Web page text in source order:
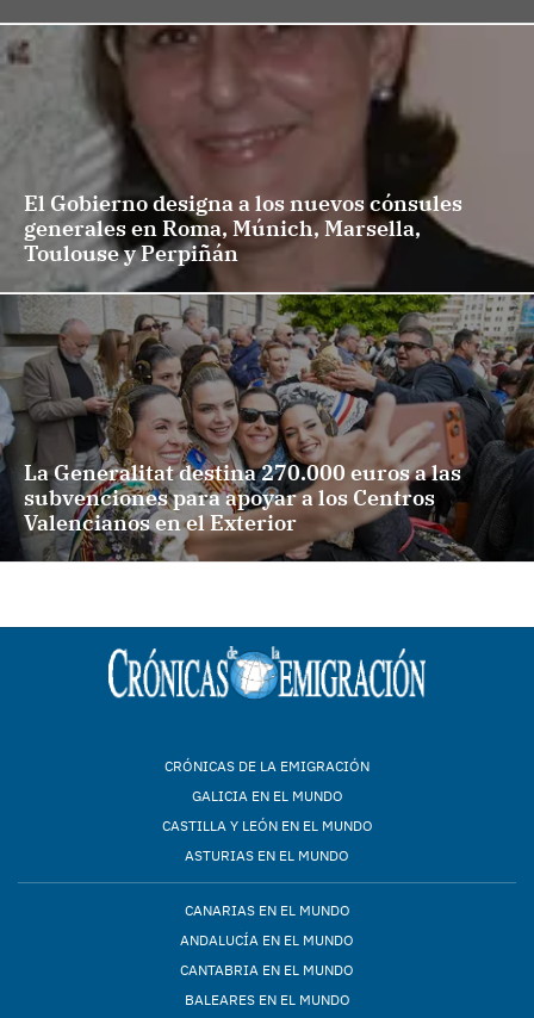
El Gobierno designa a los nuevos cónsules
generales en Roma, Múnich, Marsella,
Toulouse y Perpiñán
La Generalitat destina 270.000 euros a las
subvenciones para apoyar a los Centros
Valencianos en el Exterior
CRÓNICAS DE LA EMIGRACIÓN
GALICIA EN EL MUNDO
CASTILLA Y LEÓN EN EL MUNDO
ASTURIAS EN EL MUNDO
CANARIAS EN EL MUNDO
ANDALUCÍA EN EL MUNDO
CANTABRIA EN EL MUNDO
BALEARES EN EL MUNDO